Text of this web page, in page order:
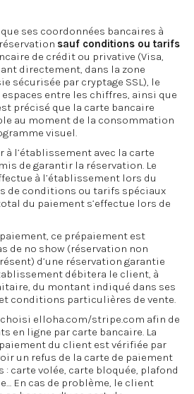
ses coordonnées bancaires à
sauf conditions ou tarifs
de crédit ou privative (Visa,
directement, dans la zone
sécurisée par cryptage SSL), le
entre les chiffres, ainsi que
précisé que la carte bancaire
au moment de la consommation
visuel.
à l’établissement avec la carte
de garantir la réservation. Le
à l’établissement lors du
de conditions ou tarifs spéciaux
du paiement s’effectue lors de
ce prépaiement est
de no show (réservation non
d’une réservation garantie
débitera le client, à
du montant indiqué dans ses
conditions particulières de vente.
choisi elloha.com/stripe.com afin de
en ligne par carte bancaire. La
du client est vérifiée par
un refus de la carte de paiement
carte volée, carte bloquée, plafond
En cas de problème, le client